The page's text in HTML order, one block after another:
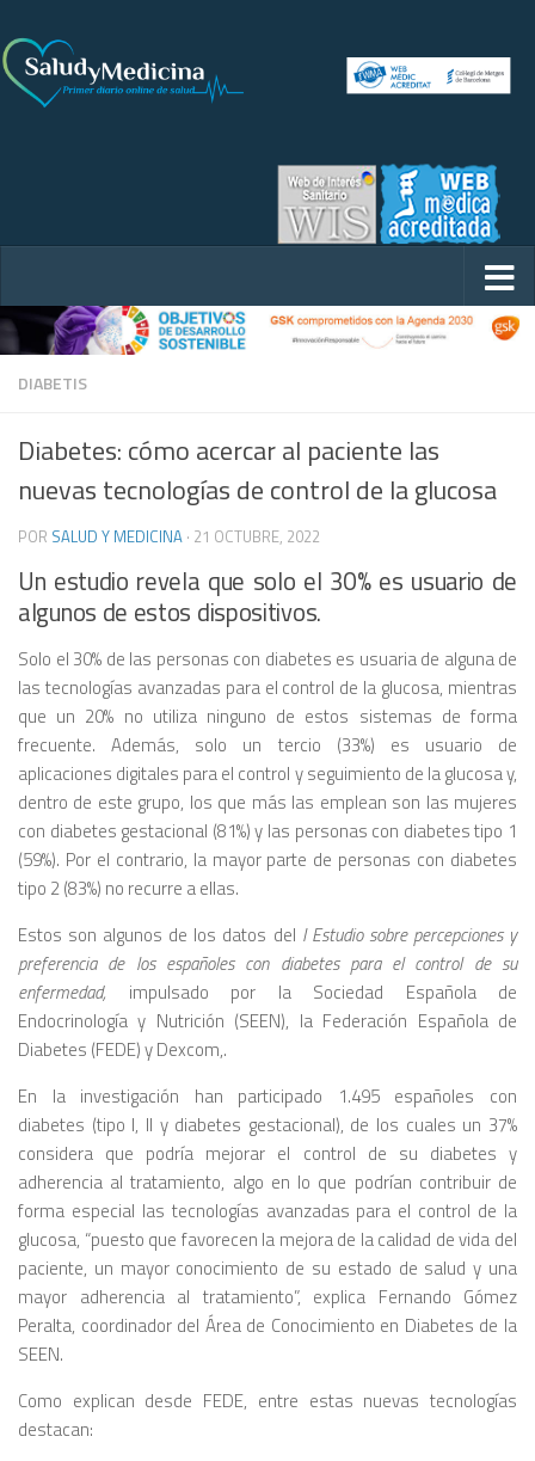
DIABETIS
Diabetes: cómo acercar al paciente las
nuevas tecnologías de control de la glucosa
POR SALUD Y MEDICINA · 21 OCTUBRE, 2022
Un estudio revela que solo el 30% es usuario de
algunos de estos dispositivos.
Solo el 30% de las personas con diabetes es usuaria de alguna de
las tecnologías avanzadas para el control de la glucosa, mientras
que un 20% no utiliza ninguno de estos sistemas de forma
frecuente. Además, solo un tercio (33%) es usuario de
aplicaciones digitales para el control y seguimiento de la glucosa y,
dentro de este grupo, los que más las emplean son las mujeres
con diabetes gestacional (81%) y las personas con diabetes tipo 1
(59%). Por el contrario, la mayor parte de personas con diabetes
tipo 2 (83%) no recurre a ellas.
Estos son algunos de los datos del I Estudio sobre percepciones y
preferencia de los españoles con diabetes para el control de su
enfermedad, impulsado por la Sociedad Española de
Endocrinología y Nutrición (SEEN), la Federación Española de
Diabetes (FEDE) y Dexcom,.
En la investigación han participado 1.495 españoles con
diabetes (tipo I, II y diabetes gestacional), de los cuales un 37%
considera que podría mejorar el control de su diabetes y
adherencia al tratamiento, algo en lo que podrían contribuir de
forma especial las tecnologías avanzadas para el control de la
glucosa, “puesto que favorecen la mejora de la calidad de vida del
paciente, un mayor conocimiento de su estado de salud y una
mayor adherencia al tratamiento”, explica Fernando Gómez
Peralta, coordinador del Área de Conocimiento en Diabetes de la
SEEN.
Como explican desde FEDE, entre estas nuevas tecnologías
destacan: